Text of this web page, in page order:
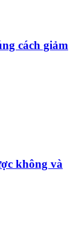
cách giảm
không và